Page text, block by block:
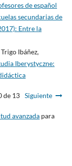
de español
secundarias de
Entre la
Ibáñez,
Iberystyczne:
de 13 Siguiente
avanzadapara